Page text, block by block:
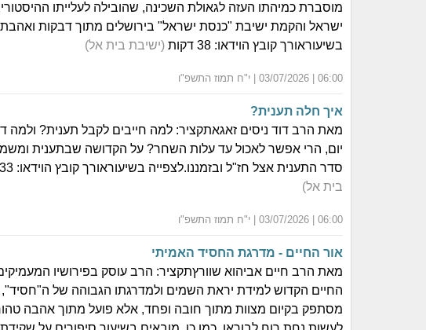
מוסברת כמיהתו העזה לגאולת השכינה, שהובילה לעלייתו
ישראל והקמת ישיבת "כנסת ישראל" בירושלים מתוך דבקות
בשיעוראורך קובץ הוידאו: 38 דקות
(ישיבת בית אל)
06:00 | 03/07/2026 | י"ח תמוז התשפ"ו
איך חלה תענית?
מאת הרב דוד ניסים זאגאתקציר: למה חייבים לקבל תענית? ולמה
יום, הרי אפשר לאכול עד עלות השחר? על הקדושה שבתענית
סדר התענית אצל חז"ל ובזמננו.לצפייה בשיעוראורך קובץ הוידאו: 33 דקות
בית אל)
06:00 | 03/07/2026 | י"ח תמוז התשפ"ו
אור החיים - מדרגת החסיד האמיתי
מאת הרב חיים אביהוא שוורץתקציר: הרב עוסק בפירושיו
החיים הקדוש למידת יראת השמים ולמדרגתו הגבוהה של ה"חסיד",
מסתפק בקיום מצוות מתוך חובה ופחד, אלא פועל מתוך אהבה